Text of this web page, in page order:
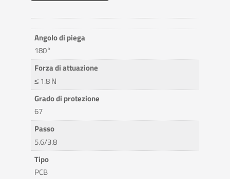
Angolo di piega
180°
Forza di attuazione
≤ 1.8 N
Grado di protezione
67
Passo
5.6/3.8
Tipo
PCB